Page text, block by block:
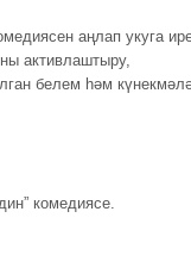
аңлап укуга
активлаштыру,
белем һәм
комедиясе.